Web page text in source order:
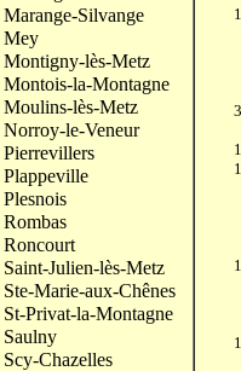
Marange-Silvange
Mey
Montigny-lès-Metz
Montois-la-Montagne
Moulins-lès-Metz
Norroy-le-Veneur
Pierrevillers
Plappeville
Plesnois
Rombas
Roncourt
Saint-Julien-lès-Metz
Ste-Marie-aux-Chênes
St-Privat-la-Montagne
Saulny
Scy-Chazelles